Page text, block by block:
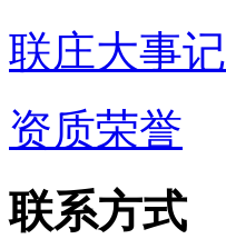
联庄大事记
资质荣誉
联系方式